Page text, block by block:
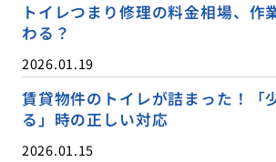
トイレつまり修理の料金相場、作
わる？
2026.01.19
賃貸物件のトイレが詰まった！「
る」時の正しい対応
2026.01.15